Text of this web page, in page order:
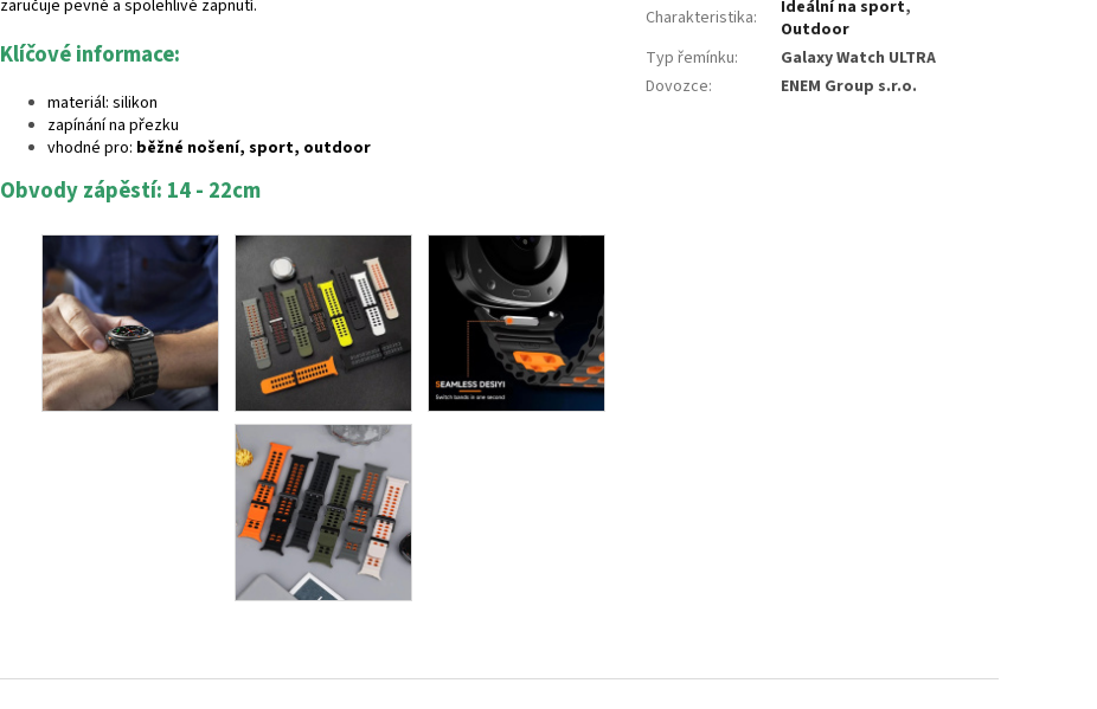
zaručuje pevné a spolehlivé zapnutí.
Klíčové informace:
materiál: silikon
zapínání na přezku
vhodné pro: běžné nošení, sport, outdoor
Obvody zápěstí: 14 - 22cm
Charakteristika: Ideální na sport,
Outdoor
Typ řemínku:
Galaxy Watch ULTRA
Dovozce: ENEM Group s.r.o.